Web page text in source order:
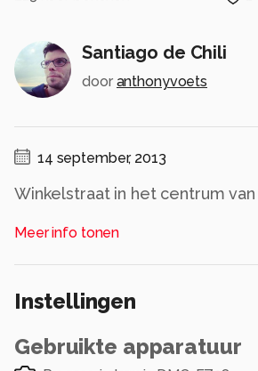
Santiago de Chili
door anthonyvoets
14 september, 2013
Winkelstraat in het centrum van
Alle rechten voorbehouden
Meer info tonen
Instellingen
Gebruikte apparatuur